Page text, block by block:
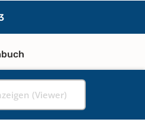
(Viewer)